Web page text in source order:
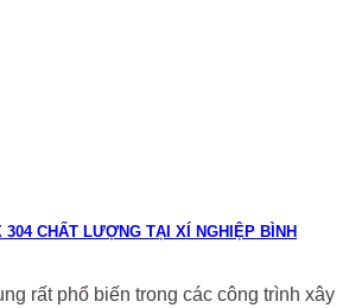
304 CHẤT LƯỢNG TẠI XÍ NGHIỆP BÌNH
rất phổ biến trong các công trình xây